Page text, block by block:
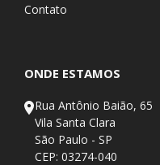
Contato
ONDE ESTAMOS
Rua Antônio Baião, 65
Vila Santa Clara
São Paulo - SP
CEP: 03274-040